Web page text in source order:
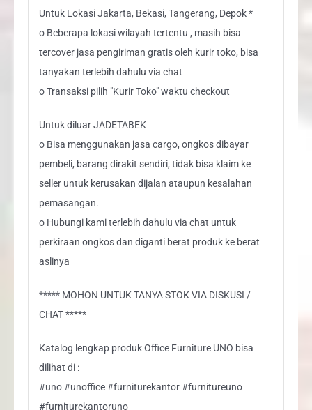
Untuk Lokasi Jakarta, Bekasi, Tangerang, Depok *
o Beberapa lokasi wilayah tertentu , masih bisa
tercover jasa pengiriman gratis oleh kurir toko, bisa
tanyakan terlebih dahulu via chat
o Transaksi pilih "Kurir Toko" waktu checkout
Untuk diluar JADETABEK
o Bisa menggunakan jasa cargo, ongkos dibayar
pembeli, barang dirakit sendiri, tidak bisa klaim ke
seller untuk kerusakan dijalan ataupun kesalahan
pemasangan.
o Hubungi kami terlebih dahulu via chat untuk
perkiraan ongkos dan diganti berat produk ke berat
aslinya
***** MOHON UNTUK TANYA STOK VIA DISKUSI /
CHAT *****
Katalog lengkap produk Office Furniture UNO bisa
dilihat di :
#uno #unoffice #furniturekantor #furnitureuno
#furniturekantoruno